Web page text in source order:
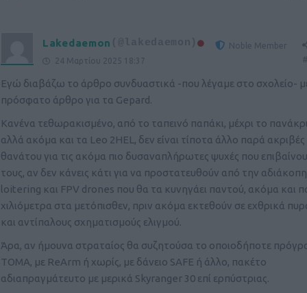
Lakedaemon (@lakedaemon)
Noble Member
24 Μαρτίου 2025 18:37
Εγώ διαβάζω το άρθρο συνδυαστικά -που λέγαμε στο σχολείο-
πρόσφατο άρθρο για τα Gepard.
Κανένα τεθωρακισμένο, από το ταπεινό παπάκι, μέχρι το
αλλά ακόμα και τα Leo 2HEL, δεν είναι τίποτα άλλο παρά ακριβές
θανάτου για τις ακόμα πιο δυσαναπλήρωτες ψυχές που
τους, αν δεν κάνεις κάτι για να προστατευθούν από την
loitering και FPV drones που θα τα κυνηγάει παντού, ακόμα και
χιλιόμετρα στα μετόπισθεν, πριν ακόμα εκτεθούν σε εχθρικά
και αντίπαλους σχηματισμούς ελιγμού.
Άρα, αν ήμουνα στραταίος θα συζητούσα το οποιοδήποτε
ΤΟΜΑ, με ReArm ή χωρίς, με δάνειο SAFE ή άλλο, πακέτο
αδιαπραγμάτευτο με μερικά Skyranger 30 επί ερπύστριας.